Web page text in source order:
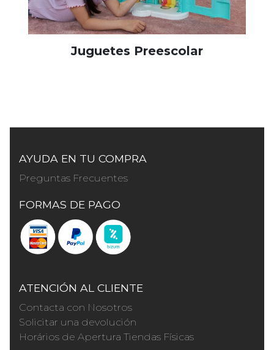
Juguetes Preescolar
AYUDA EN TU COMPRA
Preguntas Frecuentes
FORMAS DE PAGO
ATENCIÓN AL CLIENTE
Contacta con Nosotros
Solicitar una devolución
Horários de Apertura Tiendas Físicas